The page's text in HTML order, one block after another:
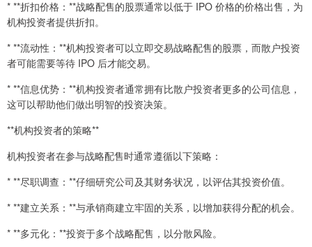
* **折扣价格：**战略配售的股票通常以低于 IPO 价格的价格出售，为
机构投资者提供折扣。
* **流动性：**机构投资者可以立即交易战略配售的股票，而散户投资
者可能需要等待 IPO 后才能交易。
* **信息优势：**机构投资者通常拥有比散户投资者更多的公司信息，
这可以帮助他们做出明智的投资决策。
**机构投资者的策略**
机构投资者在参与战略配售时通常遵循以下策略：
* **尽职调查：**仔细研究公司及其财务状况，以评估其投资价值。
* **建立关系：**与承销商建立牢固的关系，以增加获得分配的机会。
* **多元化：**投资于多个战略配售，以分散风险。